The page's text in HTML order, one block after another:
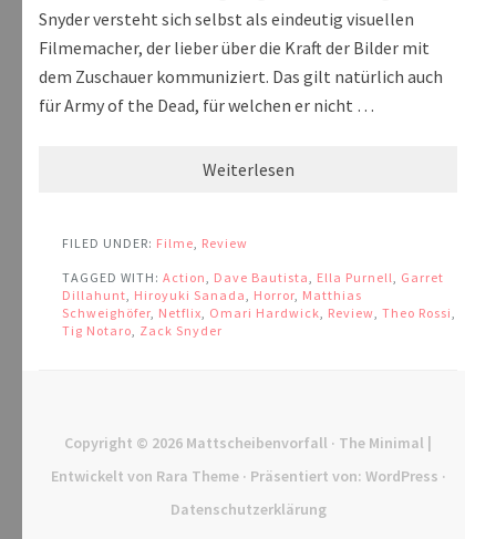
Snyder versteht sich selbst als eindeutig visuellen
Filmemacher, der lieber über die Kraft der Bilder mit
dem Zuschauer kommuniziert. Das gilt natürlich auch
für Army of the Dead, für welchen er nicht …
Weiterlesen
FILED UNDER: Filme Review
TAGGED WITH: Action Dave Bautista Ella Purnell
Garret
Dillahunt Hiroyuki Sanada Horror Matthias
Schweighöfer Netflix Omari Hardwick Review Theo Rossi
Tig Notaro Zack Snyder
Copyright © 2026 Mattscheibenvorfall · The Minimal |
Entwickelt von Rara Theme· Präsentiert von: WordPress ·
Datenschutzerklärung